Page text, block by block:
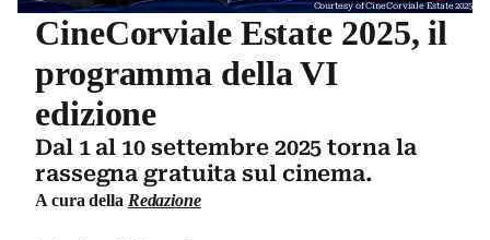
Courtesy of CineCorviale Estate 2025
CineCorviale Estate 2025, il
programma della VI
edizione
Dal 1 al 10 settembre 2025 torna la
rassegna gratuita sul cinema.
A cura della Redazione